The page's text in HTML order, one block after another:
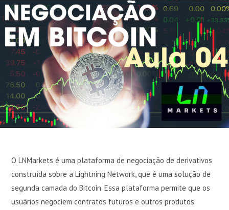
O LNMarkets é uma plataforma de negociação de derivativos
construída sobre a Lightning Network, que é uma solução de
segunda camada do Bitcoin. Essa plataforma permite que os
usuários negociem contratos futuros e outros produtos